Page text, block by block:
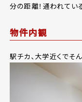
分の距離！通われてい
物件内観
駅チカ、大学近くでそん